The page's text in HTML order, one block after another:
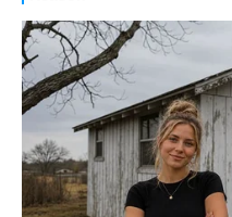
STREAMING E SERIE TV